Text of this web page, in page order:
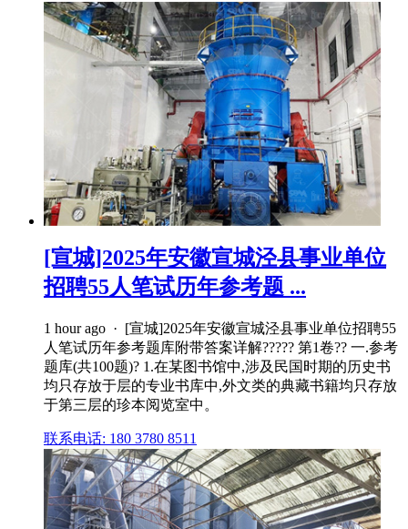
[宣城]2025年安徽宣城泾县事业单位
招聘55人笔试历年参考题 ...
1 hour ago · [宣城]2025年安徽宣城泾县事业单位招聘55
人笔试历年参考题库附带答案详解????? 第1卷?? 一.参考
题库(共100题)? 1.在某图书馆中,涉及民国时期的历史书
均只存放于层的专业书库中,外文类的典藏书籍均只存放
于第三层的珍本阅览室中。
联系电话: 180 3780 8511